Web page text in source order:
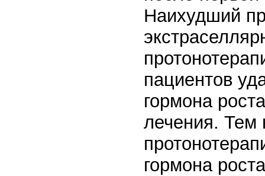
Наихудший
пациентов
гормона
лечения. Тем
гормона